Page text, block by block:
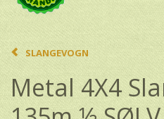
SLANGEVOGN
Metal 4X4